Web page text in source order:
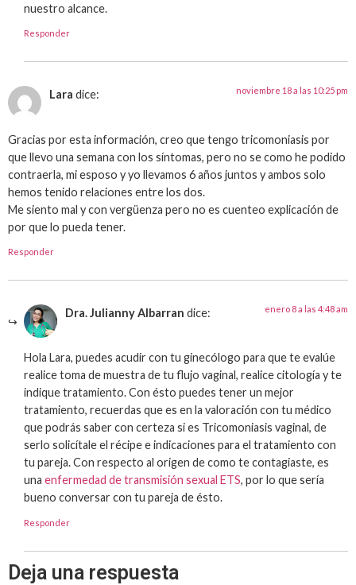
nuestro alcance.
Responder
Lara dice: noviembre 18 a las 10:25 pm
Gracias por esta información, creo que tengo tricomoniasis por
que llevo una semana con los síntomas, pero no se como he podido
contraerla, mi esposo y yo llevamos 6 años juntos y ambos solo
hemos tenido relaciones entre los dos.
Me siento mal y con vergüenza pero no es cuenteo explicación de
por que lo pueda tener.
Responder
Dra. Julianny Albarran dice: enero 8 a las 4:48 am
Hola Lara, puedes acudir con tu ginecólogo para que te evalúe
realice toma de muestra de tu flujo vaginal, realice citología y te
indique tratamiento. Con ésto puedes tener un mejor
tratamiento, recuerdas que es en la valoración con tu médico
que podrás saber con certeza si es Tricomoniasis vaginal, de
serlo solicítale el récipe e indicaciones para el tratamiento con
tu pareja. Con respecto al origen de como te contagiaste, es
una enfermedad de transmisión sexual ETS, por lo que sería
bueno conversar con tu pareja de ésto.
Responder
Deja una respuesta